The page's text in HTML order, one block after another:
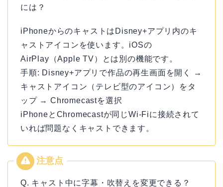
には？
iPhoneからのキャストはDisney+アプリ内のキ
ャストアイコンを使います。iOSの
AirPlay（Apple TV）とは別の機能です。
手順: Disney+アプリで作品の再生画面を開く →
キャストアイコン（テレビ型のアイコン）をタ
ップ → Chromecastを選択
iPhoneとChromecastが同じWi-Fiに接続されて
いれば問題なくキャストできます。
Q. キャスト中に字幕・吹替えを変更できる？